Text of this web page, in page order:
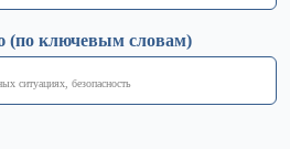
(по ключевым словам)